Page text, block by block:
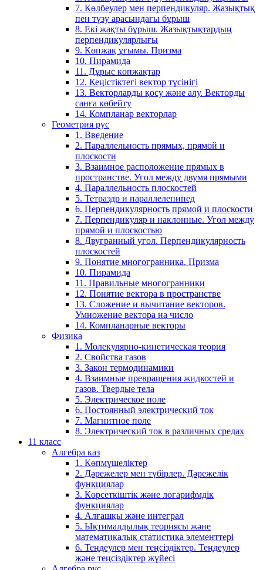
7. Көлбеулер мен перпендикуляр. Жазықтық
пен түзу арасындағы бұрыш
8. Екі жақты бұрыш. Жазықтықтардың
перпендикулярлығы
9. Көпжақ ұғымы. Призма
10. Пирамида
11. Дұрыс көпжақтар
12. Кеңістіктегі вектор түсінігі
13. Векторларды қосу және алу. Векторды
санға көбейту
14. Компланар векторлар
Геометрия рус
1. Введение
2. Параллельность прямых, прямой и
плоскости
3. Взаимное расположение прямых в
пространстве. Угол между двумя прямыми
4. Параллельность плоскостей
5. Тетраэдр и параллелепипед
6. Перпендикулярность прямой и плоскости
7. Перпендикуляр и наклонные. Угол между
прямой и плоскостью
8. Двугранный угол. Перпендикулярность
плоскостей
9. Понятие многогранника. Призма
10. Пирамида
11. Правильные многогранники
12. Понятие вектора в пространстве
13. Сложение и вычитание векторов.
Умножение вектора на число
14. Компланарные векторы
Физика
1. Молекулярно-кинетическая теория
2. Свойства газов
3. Закон термодинамики
4. Взаимные превращения жидкостей и
газов. Твердые тела
5. Электрическое поле
6. Постоянный электрический ток
7. Магнитное поле
8. Электрический ток в различных средах
11 класс
Алгебра каз
1. Көпмүшеліктер
2. Дәрежелер мен түбірлер. Дәрежелік
функциялар
3. Көрсеткіштік және логарифмдік
функциялар
4. Алғашқы және интеграл
5. Ықтималдылық теориясы және
математикалық статистика элементтері
6. Теңдеулер мен теңсіздіктер. Теңдеулер
және теңсіздіктер жүйесі